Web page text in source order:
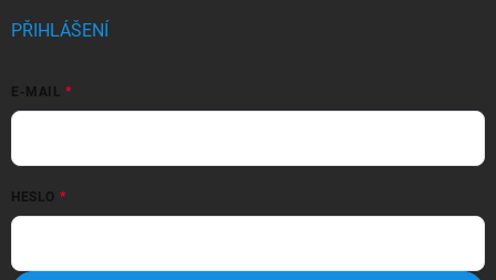
PŘIHLÁŠENÍ
E-MAIL
HESLO